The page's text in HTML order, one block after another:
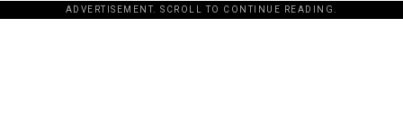
ADVERTISEMENT. SCROLL TO CONTINUE READING.